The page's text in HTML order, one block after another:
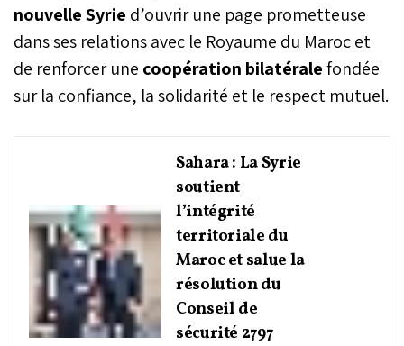
nouvelle Syrie d’ouvrir une page prometteuse
dans ses relations avec le Royaume du Maroc et
de renforcer une coopération bilatéralefondée
sur la confiance, la solidarité et le respect mutuel.
Sahara : La Syrie
soutient
l’intégrité
territoriale du
Maroc et salue la
résolution du
Conseil de
sécurité 2797